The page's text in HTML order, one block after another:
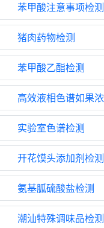
苯甲酸注意事项检测
猪肉药物检测
苯甲酸乙酯检测
实验室色谱检测
开花馍头添加剂检测
氨基胍硫酸盐检测
潮汕特殊调味品检测